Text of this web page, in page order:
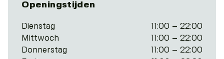
Openingstijden
Dienstag
11:00 – 22:00
Mittwoch
11:00 – 22:00
Donnerstag
11:00 – 22:00